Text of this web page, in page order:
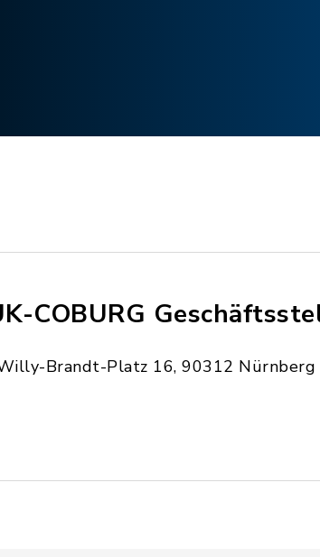
COBURG
Brandt-Platz 16, 90312 Nürnberg